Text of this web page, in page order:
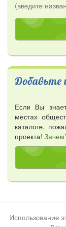
(введите
Если Вы
местах
каталоге,
проекта!
Использование